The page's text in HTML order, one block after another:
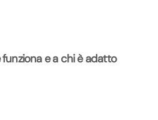
e a chi è adatto